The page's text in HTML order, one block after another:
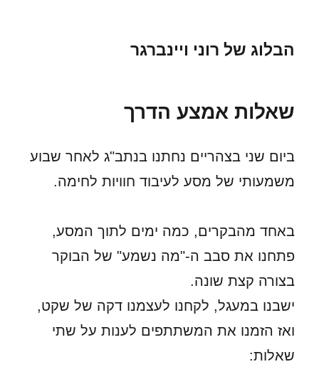
הבלוג של רוני ויינברגר
שאלות אמצע הדרך
ביום שני בצהריים נחתנו בנתב"ג לאחר שבוע
משמעותי של מסע לעיבוד חוויות לחימה.
באחד מהבקרים, כמה ימים לתוך המסע,
פתחנו את סבב ה-"מה נשמע" של הבוקר
בצורה קצת שונה.
ישבנו במעגל, לקחנו לעצמנו דקה של שקט,
ואז הזמנו את המשתתפים לענות על שתי
שאלות: